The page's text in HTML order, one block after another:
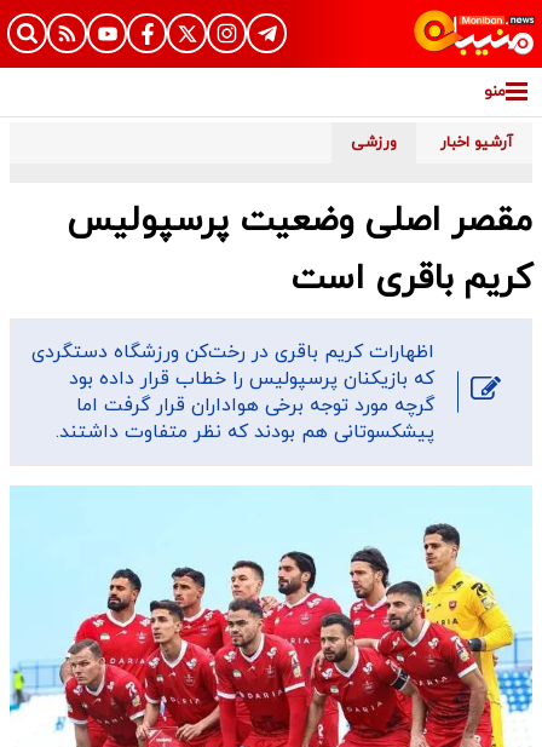
منو
آرشیو اخبار ورزشی
مقصر اصلی وضعیت پرسپولیس
کریم باقری است
اظهارات کریم باقری در رخت‌کن ورزشگاه دستگردی
که بازیکنان پرسپولیس را خطاب قرار داده بود
گرچه مورد توجه برخی هواداران قرار گرفت اما
پیشکسوتانی هم بودند که نظر متفاوت داشتند.